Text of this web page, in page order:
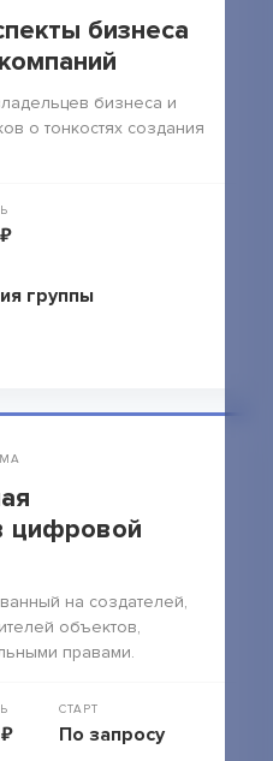
бизнеса
бизнеса и
о тонкостях создания
группы
цифровой
на создателей,
объектов,
правами.
СТАРТ
По запросу